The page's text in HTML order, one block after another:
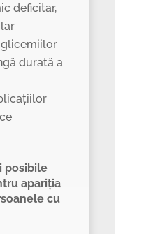
deficitar,
durată a
posibile
apariția
cu